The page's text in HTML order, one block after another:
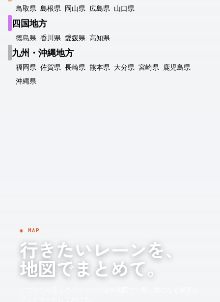
鳥取県 島根県 岡山県 広島県 山口県
四国地方
徳島県 香川県 愛媛県 高知県
九州・沖縄地方
福岡県 佐賀県 長崎県 熊本県 大分県 宮崎県 鹿児島県
沖縄県
◉ MAP
行きたいレーンを、
地図でまとめて。